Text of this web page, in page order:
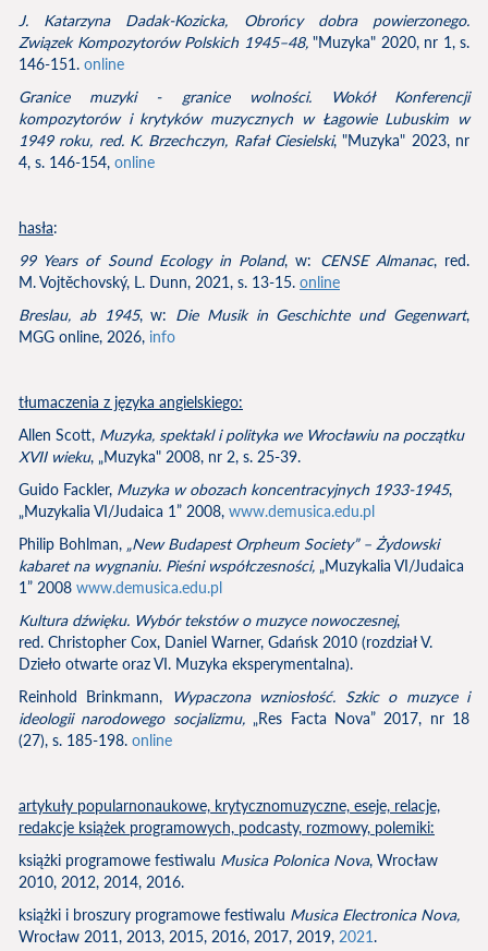
J. Katarzyna Dadak-Kozicka, Obrońcy dobra powierzonego.
Związek Kompozytorów Polskich 1945–48,"Muzyka" 2020, nr 1, s.
146-151. online
Granice muzyki - granice wolności. Wokół Konferencji
kompozytorów i krytyków muzycznych w Łagowie Lubuskim w
1949 roku, red. K. Brzechczyn, Rafał Ciesielski, "Muzyka" 2023, nr
4, s. 146-154, online
hasła:
99 Years of Sound Ecology in Poland, w: CENSE Almanac, red.
M. Vojtěchovský, L. Dunn, 2021, s. 13-15. online
Breslau, ab 1945, w: Die Musik in Geschichte und Gegenwart,
MGG online, 2026, info
tłumaczenia z języka angielskiego:
Allen Scott, Muzyka, spektakl i polityka we Wrocławiu na początku
XVII wieku, „Muzyka" 2008, nr 2, s. 25-39.
Guido Fackler, Muzyka w obozach koncentracyjnych 1933-1945,
„Muzykalia VI/Judaica 1” 2008, www.demusica.edu.pl
Philip Bohlman, „New Budapest Orpheum Society” – Żydowski
kabaret na wygnaniu. Pieśni współczesności, „Muzykalia VI/Judaica
1” 2008 www.demusica.edu.pl
Kultura dźwięku. Wybór tekstów o muzyce nowoczesnej,
red. Christopher Cox, Daniel Warner, Gdańsk 2010 (rozdział V.
Dzieło otwarte oraz VI. Muzyka eksperymentalna).
Reinhold Brinkmann,
Wypaczona wzniosłość. Szkic o muzyce i
ideologii narodowego socjalizmu, „Res Facta Nova” 2017, nr 18
(27), s. 185-198. online
artykuły popularnonaukowe, krytycznomuzyczne, eseje, relacje,
redakcje książek programowych, podcasty, rozmowy, polemiki:
książki programowe festiwalu Musica Polonica Nova, Wrocław
2010, 2012, 2014, 2016.
książki i broszury programowe festiwalu Musica Electronica Nova,
Wrocław 2011, 2013, 2015, 2016, 2017, 2019, 2021.